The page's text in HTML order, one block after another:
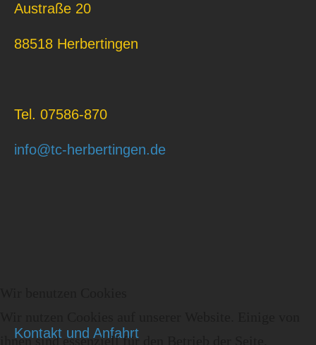
Austraße 20
88518 Herbertingen
Tel. 07586-870
info@tc-herbertingen.de
Kontakt und Anfahrt
ihnen sind essenziell für den Betrieb der Seite,